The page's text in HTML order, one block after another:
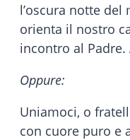
l’oscura notte del
orienta il nostro
incontro al Padre.
Oppure:
Uniamoci, o
con cuore puro e